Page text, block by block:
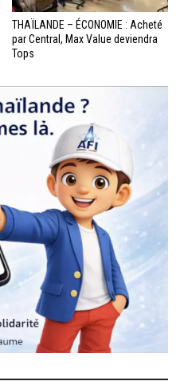
THAÏLANDE – ÉCONOMIE : Acheté
par Central, Max Value deviendra
Tops